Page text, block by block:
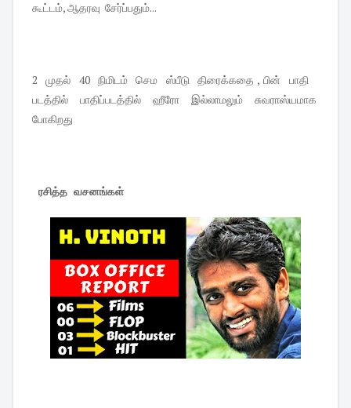
கூட்டம், ஆதரவு சேர்ப்பதும்...
2 முதல் 40 நிமிடம் செம ஸ்பீடு திரைக்கதை , பின் பாதி
படத்தில் பாதிப்படத்தில் ஹீரோ இல்லாமலும் சுவராஸ்யமாக
போகிறது
ரசித்த வசனங்கள்